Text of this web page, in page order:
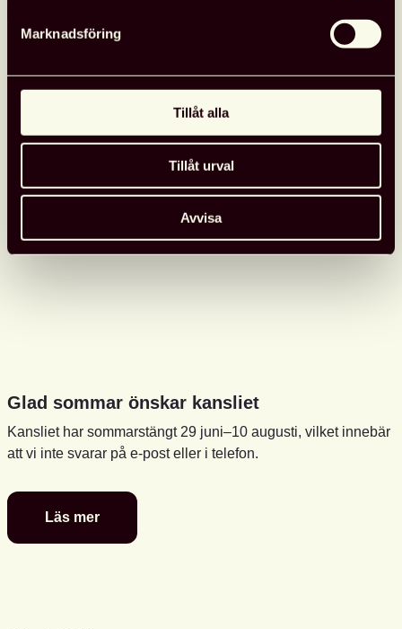
Marknadsföring
Tillåt alla
Tillåt urval
Avvisa
Glad sommar önskar kansliet
Kansliet har sommarstängt 29 juni–10 augusti, vilket innebär
att vi inte svarar på e-post eller i telefon.
Läs mer
Glad
sommar